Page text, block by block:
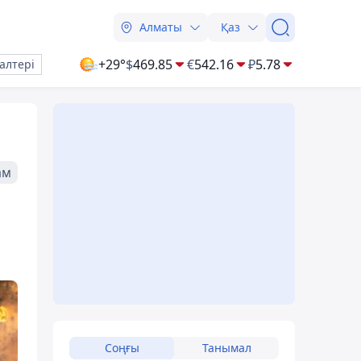
Алматы Қаз
+29°$469.85 €542.16 ₽5.78
Соңғы Танымал